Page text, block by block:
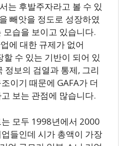
는 후발주자라고 볼 수 있
빼앗을 정도로 성장하였
습을 보이고 있습니다.
에 대한 규제가 없어
수 있는 기반이 되어 있
정보의 검열과 통제, 그리
이기 때문에 GAFA가 더
보는 관점에 많습니다.
모두 1998년에서 2000
들인데 시가 총액이 가장